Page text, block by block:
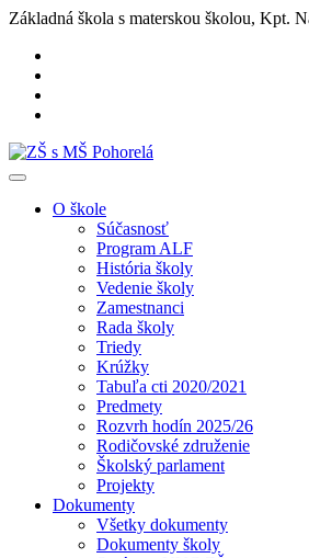
Základná škola s materskou školou, Kpt.
O škole
Súčasnosť
Program ALF
História školy
Vedenie školy
Zamestnanci
Rada školy
Triedy
Krúžky
Tabuľa cti 2020/2021
Predmety
Rozvrh hodín 2025/26
Rodičovské združenie
Školský parlament
Projekty
Dokumenty
Všetky dokumenty
Dokumenty školy